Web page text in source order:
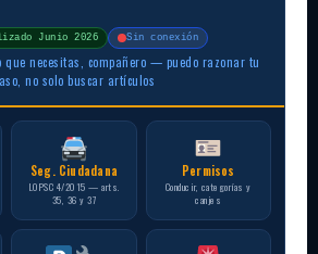
Junio 2026 Sin conexión
que necesitas, compañero — puedo razonar tu
no solo buscar artículos
Seg. Ciudadana
LOPSC 4/2015 — arts.
35, 36 y 37
Permisos
Conducir, categorías y
canjes